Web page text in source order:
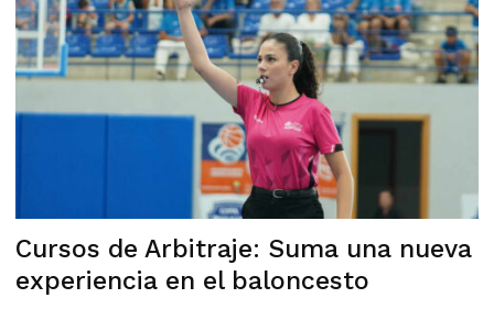
Cursos de Arbitraje: Suma una nueva
experiencia en el baloncesto